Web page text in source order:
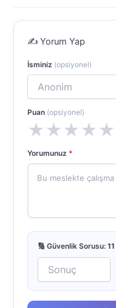
✍️ Yorum Yap
İsminiz (opsiyonel)
Puan (opsiyonel)
★★★★★
Yorumunuz *
🔢 Güvenlik Sorusu: